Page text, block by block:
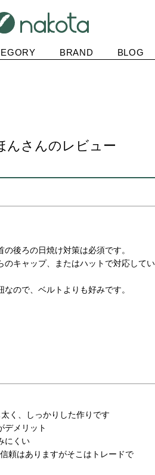
BRAND BLOG
んさんのレビュー
の後ろの日焼け対策は必須です。
のキャップ、またはハットで対応して
なので、ベルトよりも好みです。
く、しっかりした作りです
デメリット
にくい
頼はありますがそこはトレードで